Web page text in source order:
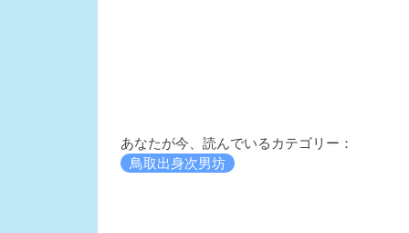
あなたが今、読んでいるカテゴリー：
鳥取出身次男坊